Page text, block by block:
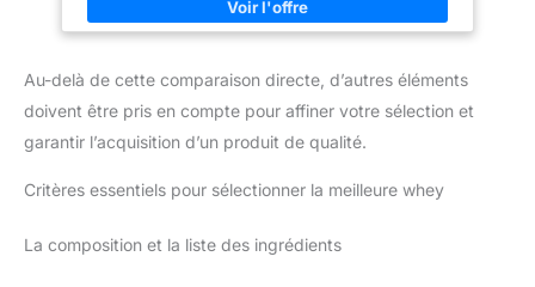
concentré de protéines whey APRÈS L'ENTRAÎNEMENT ET EN
TANT QUE SOUTIEN PROTÉIQUE : Rapide à préparer, Clear
rafraîchissante FACILE À MÉLANGER : La formule facile à
former une boisson onctueuse et rafraîchissante ; il suffit de la
mélanger à de l'eau pour profiter d'un apport en protéines
léger et rafraîchissant QUALITÉ RECONNUE: Marque n°1
passionnés de fitness, Optimum Nutrition Clear Protein offre un
Au-delà de cette comparaison directe, d’autres éléments
doivent être pris en compte pour affiner votre sélection et
garantir l’acquisition d’un produit de qualité.
Critères essentiels pour sélectionner la meilleure whey
La composition et la liste des ingrédients